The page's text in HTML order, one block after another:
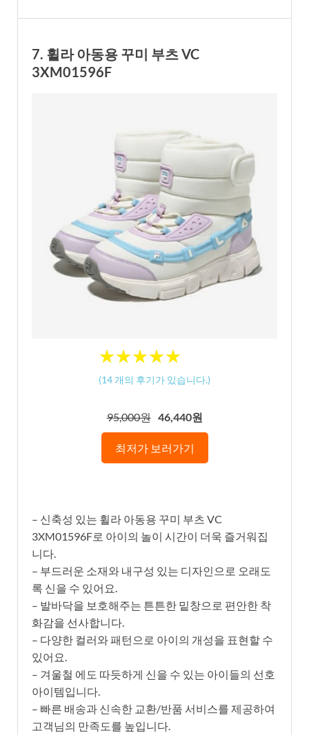
7. 휠라 아동용 꾸미 부츠 VC
3XM01596F
★★★★★
★★★★★
(14 개의 후기가 있습니다.)
95,000원 46,440원
최저가 보러가기
– 신축성 있는 휠라 아동용 꾸미 부츠 VC
3XM01596F로 아이의 놀이 시간이 더욱 즐거워집
니다.
– 부드러운 소재와 내구성 있는 디자인으로 오래도
록 신을 수 있어요.
– 발바닥을 보호해주는 튼튼한 밑창으로 편안한 착
화감을 선사합니다.
– 다양한 컬러와 패턴으로 아이의 개성을 표현할 수
있어요.
– 겨울철 에도 따듯하게 신을 수 있는 아이들의 선호
아이템입니다.
– 빠른 배송과 신속한 교환/반품 서비스를 제공하여
고객님의 만족도를 높입니다.